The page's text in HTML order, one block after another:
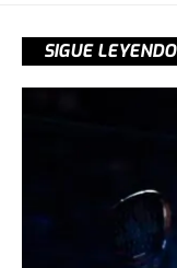
SIGUE LEYENDO